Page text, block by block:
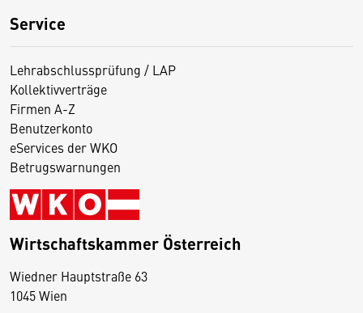
Service
Lehrabschlussprüfung / LAP
Kollektivverträge
Firmen A-Z
Benutzerkonto
eServices der WKO
Betrugswarnungen
Wirtschaftskammer Österreich
Wiedner Hauptstraße 63
1045 Wien
D